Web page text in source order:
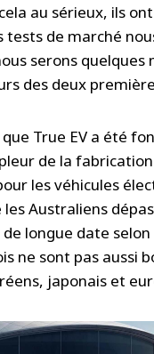
au sérieux, ils
tests de marché
serons quelques
des deux
True EV a été
de la fabrication
les véhicules
Australiens
longue date selon
ne sont pas aussi
japonais et